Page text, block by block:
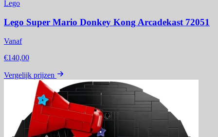
Lego
Lego Super Mario Donkey Kong Arcadekast 72051
Vanaf
€140,00
Vergelijk prijzen